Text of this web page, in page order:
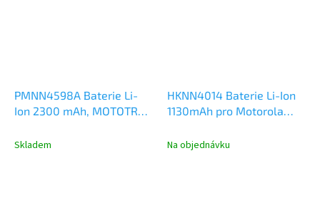
PMNN4598A Baterie Li-
Ion 2300 mAh, MOTOTRBO
Skladem
HKNN4014 Baterie Li-Ion
1130mAh pro Motorola
Na objednávku